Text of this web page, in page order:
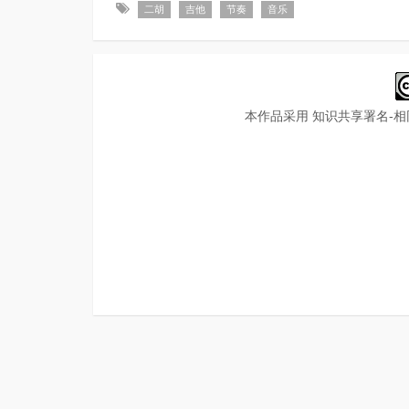
二胡 吉他 节奏 音乐
本作品采用 知识共享署名-